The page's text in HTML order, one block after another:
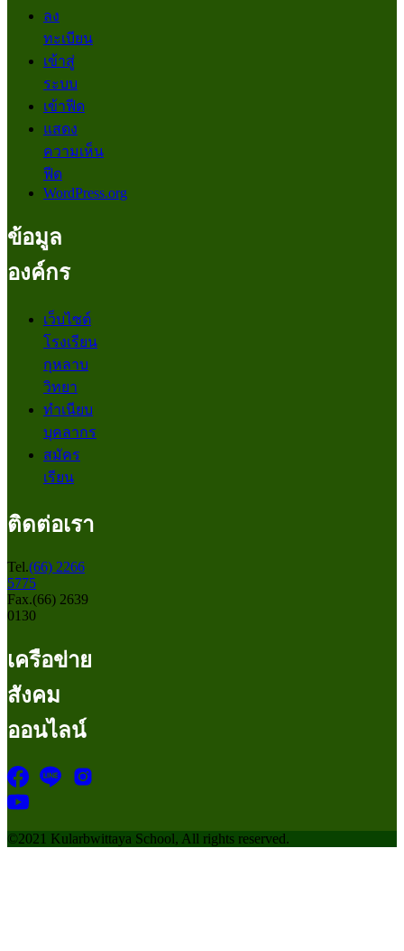
ลง
ทะเบียน
เข้าสู่
ระบบ
เข้าฟีด
แสดง
ความเห็น
ฟีด
WordPress.org
ข้อมูล
องค์กร
เว็บไซต์
โรงเรียน
กุหลาบ
วิทยา
ทำเนียบ
บุคลากร
สมัคร
เรียน
ติดต่อเรา
Tel.(66) 2266
5775
Fax.(66) 2639
0130
เครือข่าย
สังคม
ออนไลน์
©2021 Kularbwittaya School, All rights reserved.